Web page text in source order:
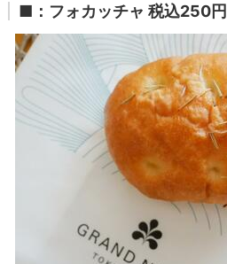
■：フォカッチャ 税込250円